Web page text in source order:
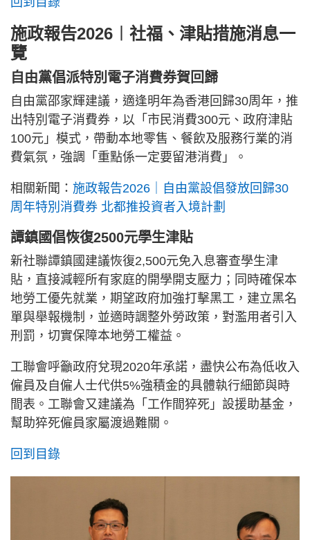
施政報告2026︱社福、津貼措施消息一
覽
自由黨倡派特別電子消費券賀回歸
自由黨邵家輝建議，適逢明年為香港回歸30周年，推
出特別電子消費券，以「市民消費300元、政府津貼
100元」模式，帶動本地零售、餐飲及服務行業的消
費氣氛，強調「重點係一定要留港消費」。
相關新聞： 施政報告2026｜自由黨設倡發放回歸30
周年特別消費券 北都推投資者入境計劃
譚鎮國倡恢復2500元學生津貼
新社聯譚鎮國建議恢復2,500元免入息審查學生津
貼，直接減輕所有家庭的開學開支壓力；同時確保本
地勞工優先就業，期望政府加強打擊黑工，建立黑名
單與舉報機制，並適時調整外勞政策，對濫用者引入
刑罰，切實保障本地勞工權益。
工聯會呼籲政府兌現2020年承諾，盡快公布為低收入
僱員及自僱人士代供5%強積金的具體執行細節與時
間表。工聯會又建議為「工作間猝死」設援助基金，
幫助猝死僱員家屬渡過難關。
回到目錄